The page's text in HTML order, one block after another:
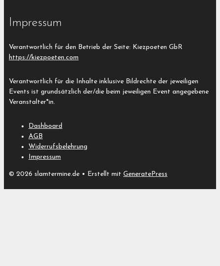
Impressum
Verantwortlich für den Betrieb der Seite: Kiezpoeten GbR
https://kiezpoeten.com
Verantwortlich für die Inhalte inklusive Bildrechte der jeweiligen
Events ist grundsätzlich der/die beim jeweiligen Event angegebene
Veranstalter*in.
Dashboard
AGB
Widerrufsbelehrung
Impressum
© 2026 slamtermine.de • Erstellt mit GeneratePress